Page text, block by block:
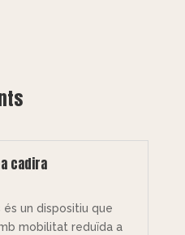
cadira
és un dispositiu que
mobilitat reduïda a